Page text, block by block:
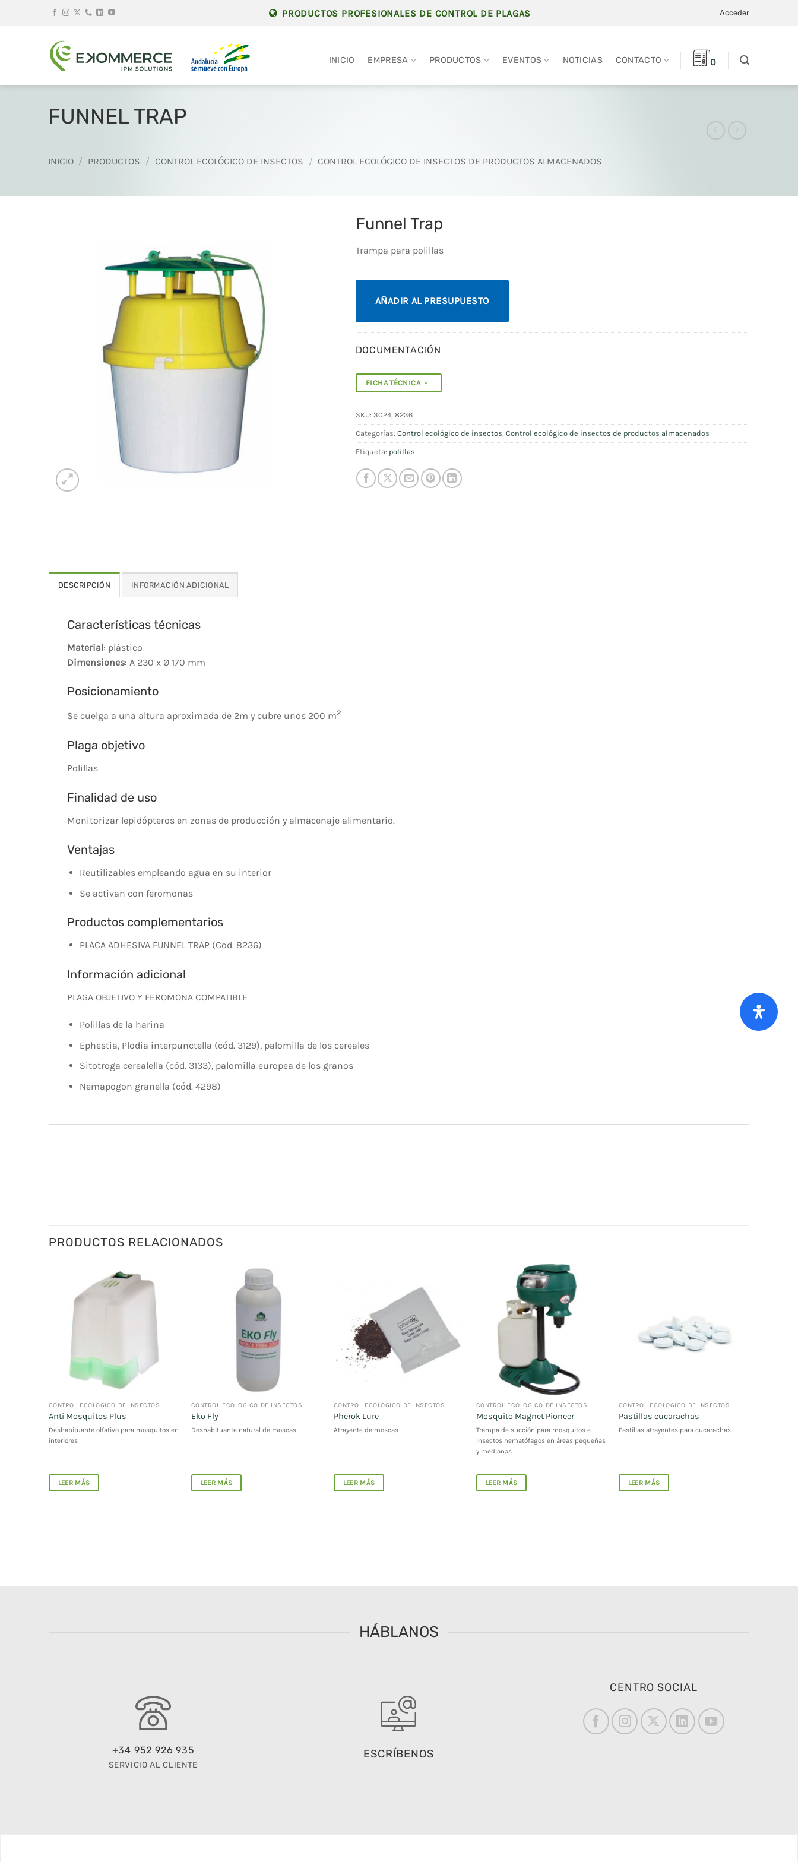
PRODUCTOS PROFESIONALES DE CONTROL DE PLAGAS Acceder
INICIO EMPRESA PRODUCTOS EVENTOS NOTICIAS CONTACTO 0
FUNNEL TRAP
INICIO / PRODUCTOS / CONTROL ECOLÓGICO DE INSECTOS / CONTROL ECOLÓGICO DE INSECTOS DE PRODUCTOS ALMACENADOS
Funnel Trap
Trampa para polillas
AÑADIR AL PRESUPUESTO
DOCUMENTACIÓN
FICHA TÉCNICA
SKU: 3024, 8236
Categorías: Control ecológico de insectos, Control ecológico de insectos de productos almacenados
Etiqueta: polillas
DESCRIPCIÓN INFORMACIÓN ADICIONAL
Características técnicas
Material: plástico
Dimensiones: A 230 x Ø 170 mm
Posicionamiento
Se cuelga a una altura aproximada de 2m y cubre unos 200 m2
Plaga objetivo
Polillas
Finalidad de uso
Monitorizar lepidópteros en zonas de producción y almacenaje alimentario.
Ventajas
Reutilizables empleando agua en su interior
Se activan con feromonas
Productos complementarios
PLACA ADHESIVA FUNNEL TRAP (Cod. 8236)
Información adicional
PLAGA OBJETIVO Y FEROMONA COMPATIBLE
Polillas de la harina
Ephestia, Plodia interpunctella (cód. 3129), palomilla de los cereales
Sitotroga cerealella (cód. 3133), palomilla europea de los granos
Nemapogon granella (cód. 4298)
PRODUCTOS RELACIONADOS
CONTROL ECOLÓGICO DE INSECTOS
Anti Mosquitos Plus
Deshabituante olfativo para mosquitos en
interiores
LEER MÁS
CONTROL ECOLÓGICO DE INSECTOS
Eko Fly
Deshabituante natural de moscas
LEER MÁS
CONTROL ECOLÓGICO DE INSECTOS
Pherok Lure
Atrayente de moscas
LEER MÁS
CONTROL ECOLÓGICO DE INSECTOS
Mosquito Magnet Pioneer
Trampa de succión para mosquitos e
insectos hematófagos en áreas pequeñas
y medianas
LEER MÁS
CONTROL ECOLÓGICO DE INSECTOS
Pastillas cucarachas
Pastillas atrayentes para cucarachas
LEER MÁS
HÁBLANOS
+34 952 926 935
SERVICIO AL CLIENTE
ESCRÍBENOS
CENTRO SOCIAL